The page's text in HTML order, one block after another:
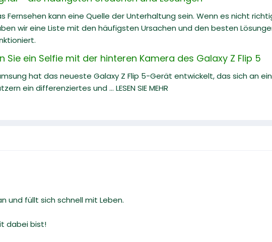
Fernsehen kann eine Quelle der Unterhaltung sein. Wenn es nicht
wir eine Liste mit den häufigsten Ursachen und den besten
Sie ein Selfie mit der hinteren Kamera des Galaxy Z Flip 5
hat das neueste Galaxy Z Flip 5-Gerät entwickelt, das sich an
ein differenziertes und ... LESEN SIE MEHR
und füllt sich schnell mit Leben.
dabei bist!